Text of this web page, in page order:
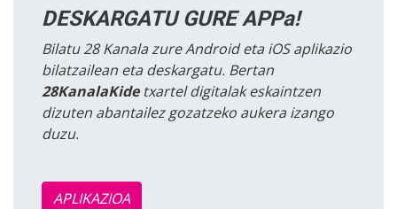
DESKARGATU GURE APPa!
Bilatu 28 Kanala zure Android eta iOS aplikazio
bilatzailean eta deskargatu. Bertan
28KanalaKidetxartel digitalak eskaintzen
dizuten abantailez gozatzeko aukera izango
duzu.
APLIKAZIOA